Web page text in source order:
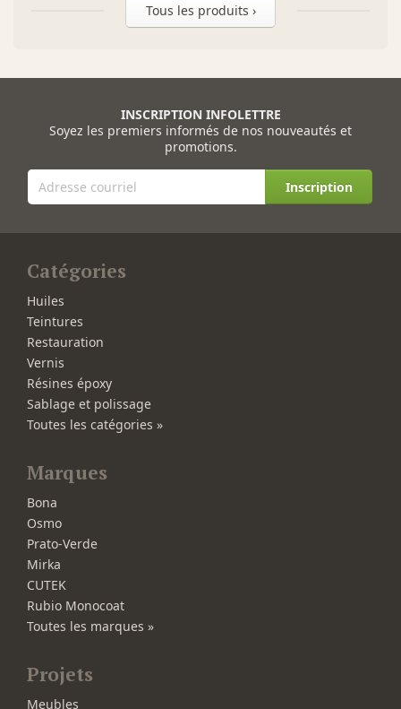
Tous les produits ›
INSCRIPTION INFOLETTRE
Soyez les premiers informés de nos nouveautés et
promotions.
Inscription
Catégories
Huiles
Teintures
Restauration
Vernis
Résines époxy
Sablage et polissage
Toutes les catégories »
Marques
Bona
Osmo
Prato-Verde
Mirka
CUTEK
Rubio Monocoat
Toutes les marques »
Projets
Meubles